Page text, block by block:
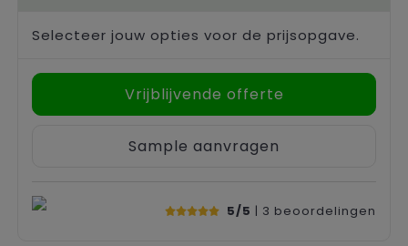
Selecteer jouw opties voor de prijsopgave.
Vrijblijvende offerte
Sample aanvragen
5/5 | 3 beoordelingen